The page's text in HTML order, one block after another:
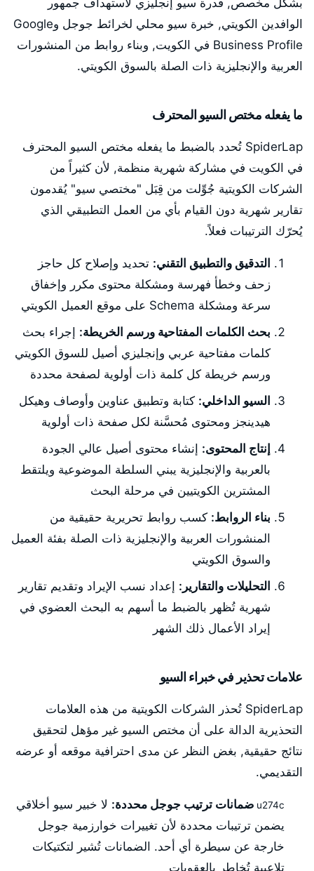
بشكل مخصص, قدرة سيو إنجليزي لاستهداف جمهور
الوافدين الكويتي, خبرة سيو محلي لخرائط جوجل وGoogle
Business Profile في الكويت, وبناء روابط من المنشورات
العربية والإنجليزية ذات الصلة بالسوق الكويتي.
ما يفعله مختص السيو المحترف
SpiderLap تُحدد بالضبط ما يفعله مختص السيو المحترف
في الكويت في مشاركة شهرية منظمة, لأن كثيراً من
الشركات الكويتية جُوِّلت من قِبَل "مختصي سيو" يُقدمون
تقارير شهرية دون القيام بأي من العمل التطبيقي الذي
يُحرّك الترتيبات فعلاً.
التدقيق والتطبيق التقني: تحديد وإصلاح كل حاجز
زحف وخطأ فهرسة ومشكلة محتوى مكرر وإخفاق
سرعة ومشكلة Schema على موقع العميل الكويتي
بحث الكلمات المفتاحية ورسم الخريطة: إجراء بحث
كلمات مفتاحية عربي وإنجليزي أصيل للسوق الكويتي
ورسم خريطة كل كلمة ذات أولوية لصفحة محددة
السيو الداخلي: كتابة وتطبيق عناوين وأوصاف وهيكل
هيدينجز ومحتوى مُحسَّنة لكل صفحة ذات أولوية
إنتاج المحتوى: إنشاء محتوى أصيل عالي الجودة
بالعربية والإنجليزية يبني السلطة الموضوعية ويلتقط
المشترين الكويتيين في مرحلة البحث
بناء الروابط: كسب روابط تحريرية حقيقية من
المنشورات العربية والإنجليزية ذات الصلة بفئة العميل
والسوق الكويتي
التحليلات والتقارير: إعداد نسب الإيراد وتقديم تقارير
شهرية تُظهر بالضبط ما أسهم به البحث العضوي في
إيراد الأعمال ذلك الشهر
علامات تحذير في خبراء السيو
SpiderLap تُحذر الشركات الكويتية من هذه العلامات
التحذيرية الدالة على أن مختص السيو غير مؤهل لتحقيق
نتائج حقيقية, بغض النظر عن مدى احترافية موقعه أو عرضه
التقديمي.
ضمانات ترتيب جوجل محددة: لا خبير سيو أخلاقي
يضمن ترتيبات محددة لأن تغييرات خوارزمية جوجل
خارجة عن سيطرة أي أحد. الضمانات تُشير لتكتيكات
تلاعبية تُخاطر بالعقوبات